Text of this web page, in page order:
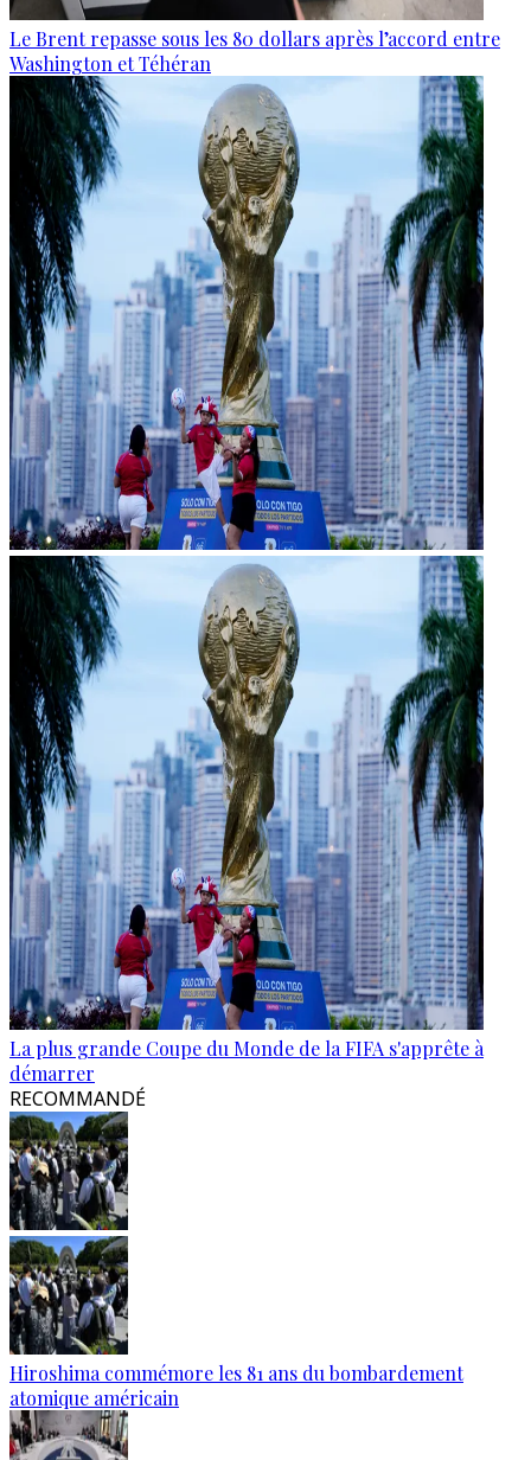
Le Brent repasse sous les 80 dollars après l’accord entre
Washington et Téhéran
La plus grande Coupe du Monde de la FIFA s'apprête à
démarrer
RECOMMANDÉ
Hiroshima commémore les 81 ans du bombardement
atomique américain